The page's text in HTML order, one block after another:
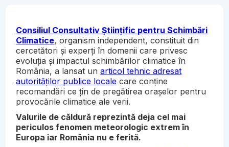
Consiliul Consultativ Științific pentru Schimbări
Climatice, organism independent, constituit din
cercetători și experți în domenii care privesc
evoluția și impactul schimbărilor climatice în
România, a lansat unarticol tehnic adresat
autorităților publice locale care conține
recomandări ce țin de pregătirea orașelor pentru
provocările climatice ale verii.
Valurile de căldură reprezintă deja cel mai
periculos fenomen meteorologic extrem în
Europa iar România nu e ferită.